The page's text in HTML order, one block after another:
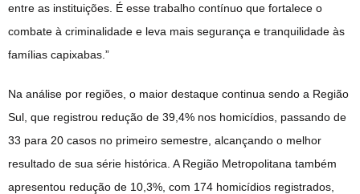
entre as instituições. É esse trabalho contínuo que fortalece o
combate à criminalidade e leva mais segurança e tranquilidade às
famílias capixabas.”
Na análise por regiões, o maior destaque continua sendo a Região
Sul, que registrou redução de 39,4% nos homicídios, passando de
33 para 20 casos no primeiro semestre, alcançando o melhor
resultado de sua série histórica. A Região Metropolitana também
apresentou redução de 10,3%, com 174 homicídios registrados,